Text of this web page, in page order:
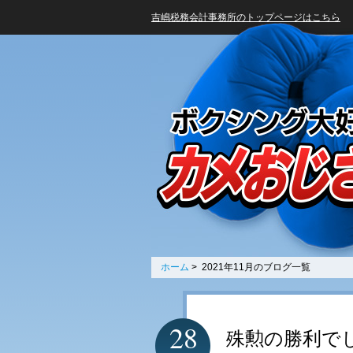
吉嶋税務会計事務所のトップページはこちら
ホーム > 2021年11月のブログ一覧
殊勲の勝利で
28